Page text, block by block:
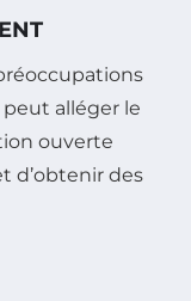
alléger le
ouverte
d’obtenir des